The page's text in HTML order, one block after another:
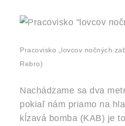
Pracovisko „lovcov nočných
Rebro)
Nachádzame sa dva
pokiaľ nám priamo na
kĺzavá bomba (KAB) je